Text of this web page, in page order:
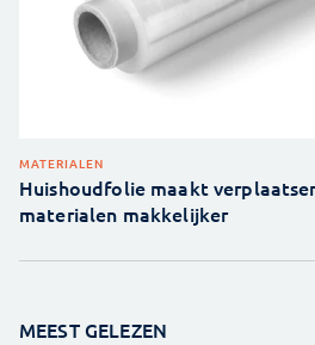
MATERIALEN
Huishoudfolie maakt
materialen makkelijker
MEEST GELEZEN